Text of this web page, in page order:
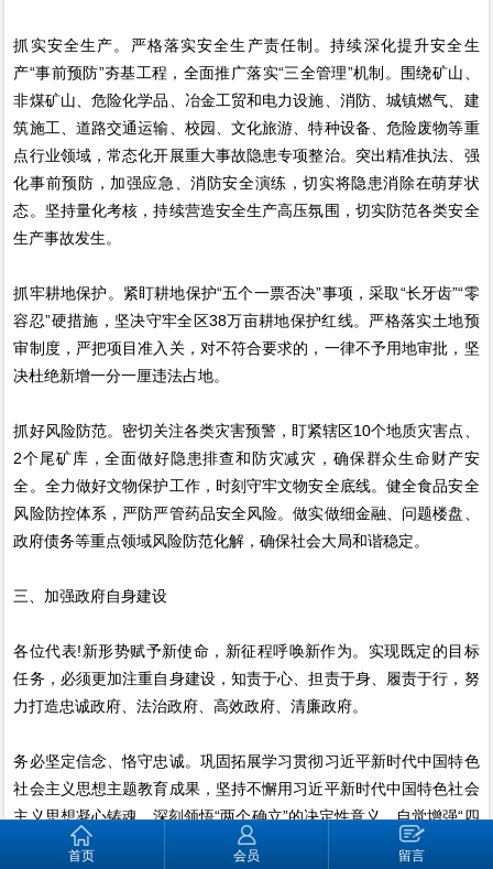
抓实安全生产。严格落实安全生产责任制。持续深化提升安全生
产“事前预防”夯基工程，全面推广落实“三全管理”机制。围绕矿山、
非煤矿山、危险化学品、冶金工贸和电力设施、消防、城镇燃气、建
筑施工、道路交通运输、校园、文化旅游、特种设备、危险废物等重
点行业领域，常态化开展重大事故隐患专项整治。突出精准执法、强
化事前预防，加强应急、消防安全演练，切实将隐患消除在萌芽状
态。坚持量化考核，持续营造安全生产高压氛围，切实防范各类安全
生产事故发生。
抓牢耕地保护。紧盯耕地保护“五个一票否决”事项，采取“长牙齿”“零
容忍”硬措施，坚决守牢全区38万亩耕地保护红线。严格落实土地预
审制度，严把项目准入关，对不符合要求的，一律不予用地审批，坚
决杜绝新增一分一厘违法占地。
抓好风险防范。密切关注各类灾害预警，盯紧辖区10个地质灾害点、
2个尾矿库，全面做好隐患排查和防灾减灾，确保群众生命财产安
全。全力做好文物保护工作，时刻守牢文物安全底线。健全食品安全
风险防控体系，严防严管药品安全风险。做实做细金融、问题楼盘、
政府债务等重点领域风险防范化解，确保社会大局和谐稳定。
三、加强政府自身建设
各位代表!新形势赋予新使命，新征程呼唤新作为。实现既定的目标
任务，必须更加注重自身建设，知责于心、担责于身、履责于行，努
力打造忠诚政府、法治政府、高效政府、清廉政府。
务必坚定信念、恪守忠诚。巩固拓展学习贯彻习近平新时代中国特色
社会主义思想主题教育成果，坚持不懈用习近平新时代中国特色社会
主义思想凝心铸魂，深刻领悟“两个确立”的决定性意义，自觉增强“四
个意识”、坚定“四个自信”、做到“两个维护”。
首页 会员 留言